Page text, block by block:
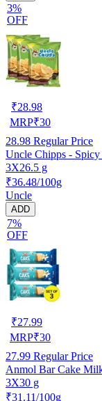
3%
OFF
₹28.98
MRP₹30
28.98 Regular Price
Uncle Chipps -
3X26.5 g
₹36.48/100g
Uncle
ADD
7%
OFF
₹27.99
MRP₹30
27.99 Regular Price
Anmol Bar Cake
3X30 g
₹31.11/100g